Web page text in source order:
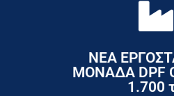
ΝΕΑ
ΜΟΝΑΔΑ DPF
1.700